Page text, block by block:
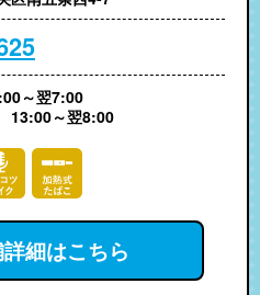
～翌7:00
13:00～翌8:00
細はこちら